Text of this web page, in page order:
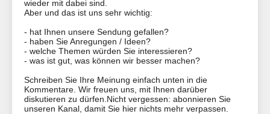
wieder mit dabei sind.
Aber und das ist uns sehr wichtig:
- hat Ihnen unsere Sendung gefallen?
​​​​​- haben Sie Anregungen / Ideen?
- welche Themen würden Sie interessieren?
- was ist gut, was können wir besser machen?
Schreiben Sie Ihre Meinung einfach unten in die
Kommentare. Wir freuen uns, mit Ihnen darüber
diskutieren zu dürfen.Nicht vergessen: abonnieren Sie
unseren Kanal, damit Sie hier nichts mehr verpassen.